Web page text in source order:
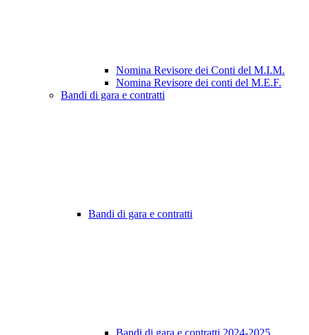
Nomina Revisore dei Conti del M.I.M.
Nomina Revisore dei conti del M.E.F.
Bandi di gara e contratti
Bandi di gara e contratti